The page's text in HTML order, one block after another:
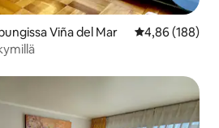
Viña del Mar
4,86 (188)